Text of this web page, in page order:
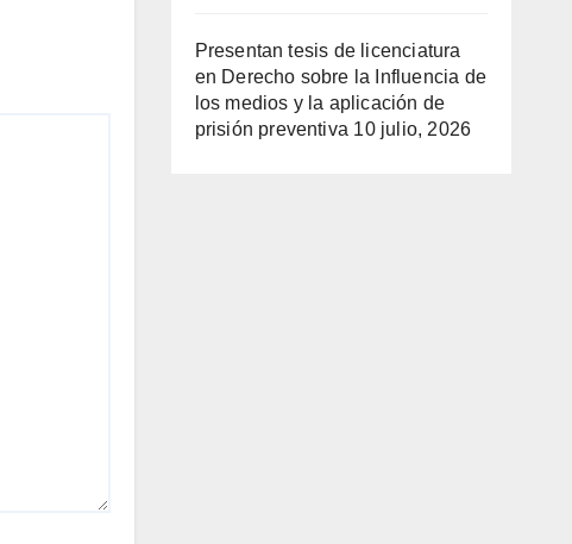
Presentan tesis de licenciatura
en Derecho sobre la Influencia de
los medios y la aplicación de
prisión preventiva 10 julio, 2026